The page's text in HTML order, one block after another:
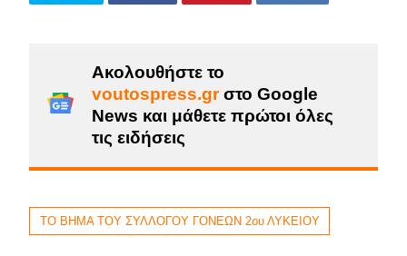
Ακολουθήστε το
voutospress.grστο Google
News και μάθετε πρώτοι όλες
τις ειδήσεις
ΤΟ ΒΗΜΑ ΤΟΥ ΣΥΛΛΟΓΟΥ ΓΟΝΕΩΝ 2ου ΛΥΚΕΙΟΥ